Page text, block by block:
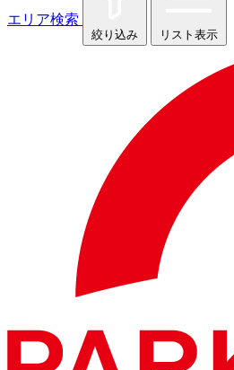
エリア検索
絞り込み リスト表示